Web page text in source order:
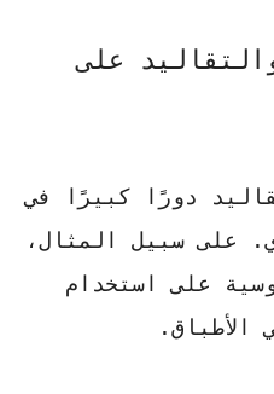
على
دورًا كبيرًا في
على سبيل المثال،
على استخدام
الأطباق.